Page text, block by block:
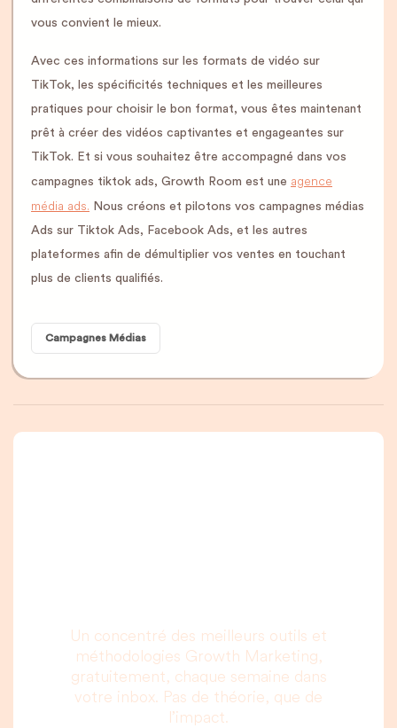
vous convient le mieux.
Avec ces informations sur les formats de vidéo sur
TikTok, les spécificités techniques et les meilleures
pratiques pour choisir le bon format, vous êtes maintenant
prêt à créer des vidéos captivantes et engageantes sur
TikTok. Et si vous souhaitez être accompagné dans vos
campagnes tiktok ads, Growth Room est une agence
média ads. Nous créons et pilotons vos campagnes médias
Ads sur Tiktok Ads, Facebook Ads, et les autres
plateformes afin de démultiplier vos ventes en touchant
plus de clients qualifiés.
Campagnes Médias
Un concentré des meilleurs outils et
méthodologies Growth Marketing,
gratuitement, chaque semaine dans
votre inbox. Pas de théorie, que de
l’impact.